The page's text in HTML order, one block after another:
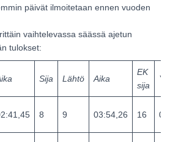
päivät ilmoitetaan ennen vuoden
vaihtelevassa säässä ajetun
tulokset:
Sija Lähtö Aika
EK
sija
8 9 03:54,26 16